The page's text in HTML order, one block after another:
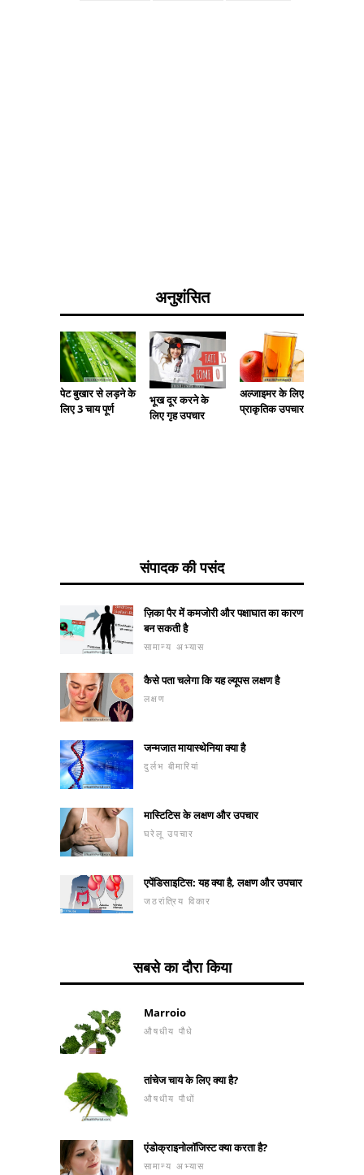
अनुशंसित
पेट बुखार से लड़ने के
लिए 3 चाय पूर्ण
भूख दूर करने के
लिए गृह उपचार
अल्जाइमर के लिए
प्राकृतिक उपचार
संपादक की पसंद
ज़िका पैर में कमजोरी और पक्षाघात का कारण
बन सकती है
सामान्य अभ्यास
कैसे पता चलेगा कि यह ल्यूपस लक्षण है
लक्षण
जन्मजात मायास्थेनिया क्या है
दुर्लभ बीमारियां
मास्टिटिस के लक्षण और उपचार
घरेलू उपचार
एपेंडिसाइटिस: यह क्या है, लक्षण और उपचार
जठरांत्रिय विकार
सबसे का दौरा किया
Marroio
औषधीय पौधे
तांचेज चाय के लिए क्या है?
औषधीय पौधों
एंडोक्राइनोलॉजिस्ट क्या करता है?
सामान्य अभ्यास